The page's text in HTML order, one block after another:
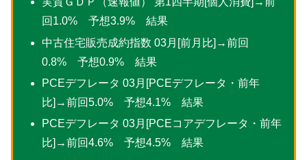
回1.0% 予想3.9% 結果
中古住宅販売成約指数 03月[前月比]→前回
0.8% 予想0.9% 結果
PCEデフレータ 03月[PCEデフレータ・前年
比]→前回5.0% 予想4.1% 結果
PCEデフレータ 03月[PCEコアデフレータ・前年
比]→前回4.6% 予想4.5% 結果